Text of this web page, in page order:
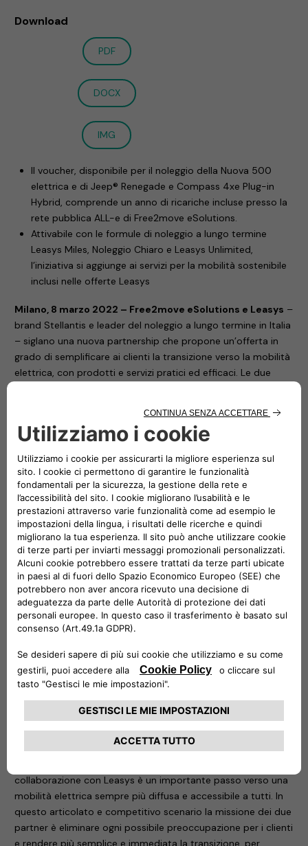
Download
PDF
DOCX
IMG
Il voucher, disponibile per il noleggio della Nuova 500
elettrica e di Jeep® Renegade e Compass 4xe Plug-in
Hybrid, comprende un anno di ricariche incluse presso la
rete pubblica ALL-e di Free2move eSolutions.
Attivabile con le formule di noleggio a lungo termine
Leasys Miles, Noleggio Chiaro e Leasys Unlimited,
l’iniziativa si aggiunge ai servizi per la mobilità sostenibile
inclusi nelle offerte Leasys
Milano, 8 marzo 2022 – Free2move eSolutions e Leasys –
brand Stellantis e leader del noleggio a lungo termine in Italia
– siglano una nuova partnership che propone un’offerta in
grado di semplificare ai clienti la transizione verso la mobilità
elettrica, con prodotti e servizi pratici ed efficaci. Le due
soluzioni di mobilità di Leasys.
Il voucher, rivolto sia alle aziende sia ai privati, comprende la
di Free2move eSolutions. Il servizio – disponibile con il
noleggio a lungo termine della Nuova 500 elettrica e delle
Jeep Renegade e Compass 4xe Plug-in Hybrid – permette di
includere nel canone un voucher di 8.500 km (pari a circa
1.115 kWh) per la citycar Fiat e di 3.000 km (pari a circa 680
kWh) per i due modelli ibridi plug-in della gamma Jeep.
Il voucher, da utilizzare entro un anno dall’attivazione, è
attivabile con le formule di noleggio a lungo termine Leasys
Miles, Noleggio Chiaro e Leasys Unlimited. Un plus che si
aggiunge ai servizi Leasys dedicati alla mobilità sostenibile: la
Leasys e-Mobility Card, con cui ricaricare i veicoli
domestica e pubblica; il servizio di e-Parking.
Per usufruire del voucher basta registrarsi sul
sito publiccharging.all-e.com e procedere con l’attivazione.
Una volta conclusa, sarà possibile accedere all’app ALL-e,
così da individuare la colonnina più vicina e monitorare le
proprie sessioni di ricarica.
collaborazione con Leasys è un importante passo verso una
mobilità elettrica sempre più diffusa e accessibile a tutti. In
questo articolato e competitivo scenario la missione dei due
partner è eliminare ogni possibile preoccupazione per i clienti